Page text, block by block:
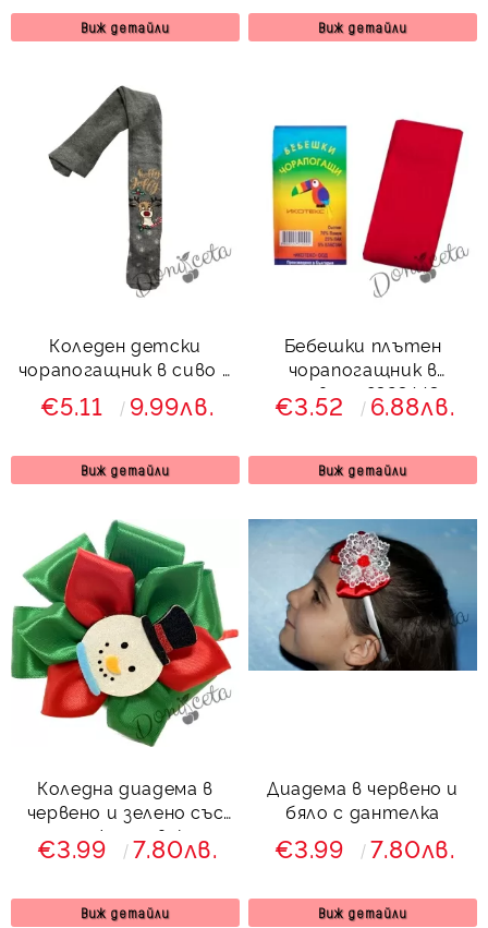
Виж детайли Виж детайли
Коледен детски
чорапогащник в сиво с
еленче
€5.11 9.99лв.
Виж детайли
Бебешки плътен
чорапогащник в
червено 8323443
€3.52 6.88лв.
Виж детайли
Коледна диадема в
червено и зелено със
снежен човек
€3.99 7.80лв.
Виж детайли
Диадема в червено и
бяло с дантелка
€3.99 7.80лв.
Виж детайли